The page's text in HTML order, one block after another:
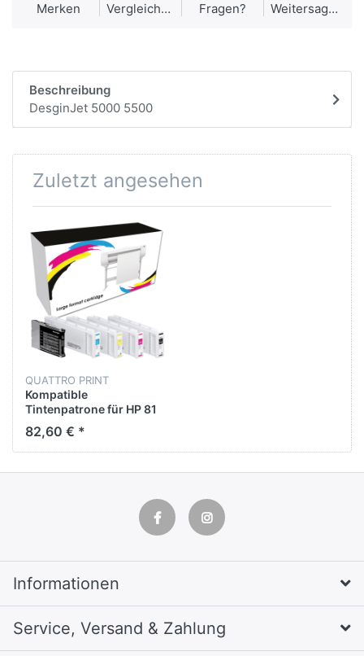
Merken Vergleichen Fragen? Weitersagen
Beschreibung
DesginJet 5000 5500
Zuletzt angesehen
QUATTRO PRINT
Kompatible
Tintenpatrone für HP 81
LIGTH cyan 680 ML DYE
680 ML
82,60 € *
Informationen
Service, Versand & Zahlung